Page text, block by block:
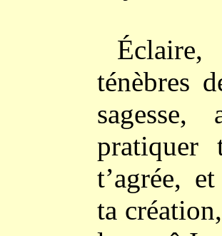
ténèbres
sagesse,
pratiquer
t’agrée,
ta